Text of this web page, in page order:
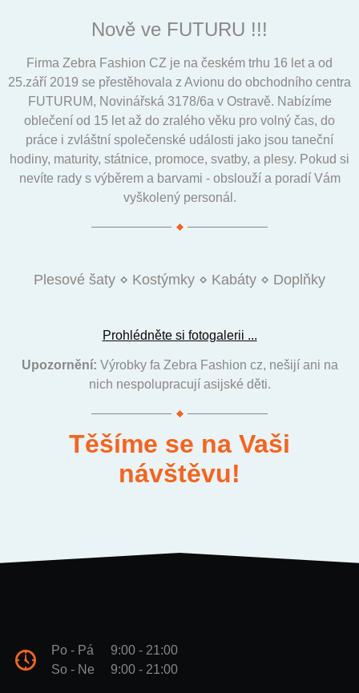
Nově ve FUTURU !!!
Firma Zebra Fashion CZ je na českém trhu 16 let a od
25.září 2019 se přestěhovala z Avionu do obchodního centra
FUTURUM, Novinářská 3178/6a v Ostravě. Nabízíme
oblečení od 15 let až do zralého věku pro volný čas, do
práce i zvláštní společenské události jako jsou taneční
hodiny, maturity, státnice, promoce, svatby, a plesy. Pokud si
nevíte rady s výběrem a barvami - obslouží a poradí Vám
vyškolený personál.
Prohlédněte si fotogalerii ...
Upozornění: Výrobky fa Zebra Fashion cz, nešijí ani na
nich nespolupracují asijské děti.
Těšíme se na Vaši
návštěvu!
Po - Pá
9:00 - 21:00
So - Ne
9:00 - 21:00